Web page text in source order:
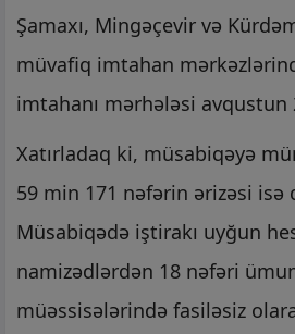
Şamaxı, Mingəçevir və
müvafiq imtahan
imtahanı mərhələsi avqustun
Xatırladaq ki, müsabiqəyə
59 min 171 nəfərin ərizəsi isə
Müsabiqədə iştirakı uyğun
namizədlərdən 18 nəfəri
müəssisələrində fasiləsiz